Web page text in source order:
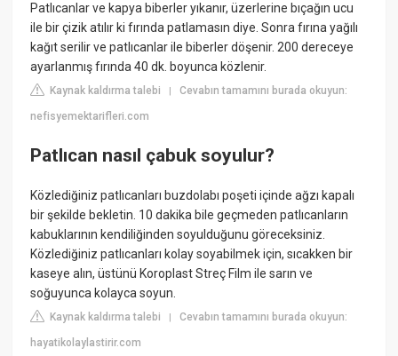
Patlıcanlar ve kapya biberler yıkanır, üzerlerine bıçağın ucu
ile bir çizik atılır ki fırında patlamasın diye. Sonra fırına yağılı
kağıt serilir ve patlıcanlar ile biberler döşenir. 200 dereceye
ayarlanmış fırında 40 dk. boyunca közlenir.
Kaynak kaldırma talebi |Cevabın tamamını burada okuyun:
nefisyemektarifleri.com
Patlıcan nasıl çabuk soyulur?
Közlediğiniz patlıcanları buzdolabı poşeti içinde ağzı kapalı
bir şekilde bekletin. 10 dakika bile geçmeden patlıcanların
kabuklarının kendiliğinden soyulduğunu göreceksiniz.
Közlediğiniz patlıcanları kolay soyabilmek için, sıcakken bir
kaseye alın, üstünü Koroplast Streç Film ile sarın ve
soğuyunca kolayca soyun.
Kaynak kaldırma talebi |Cevabın tamamını burada okuyun:
hayatikolaylastirir.com